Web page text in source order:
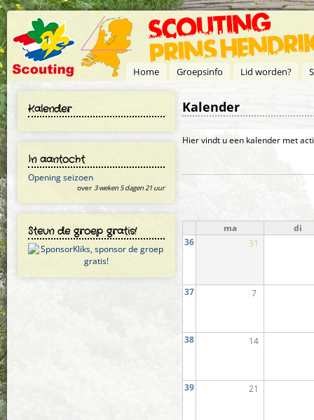
Overslaan en naar de inhoud gaan
Home Groepsinfo Lid worden?
Kalender
In aantocht
Opening seizoen
over 3 weken 5 dagen 21 uur
Steun de groep gratis!
Kalender
Primaire tabs
Hier vindt u een kalender met
ma
di
36
31
37 7
38 14
39 21